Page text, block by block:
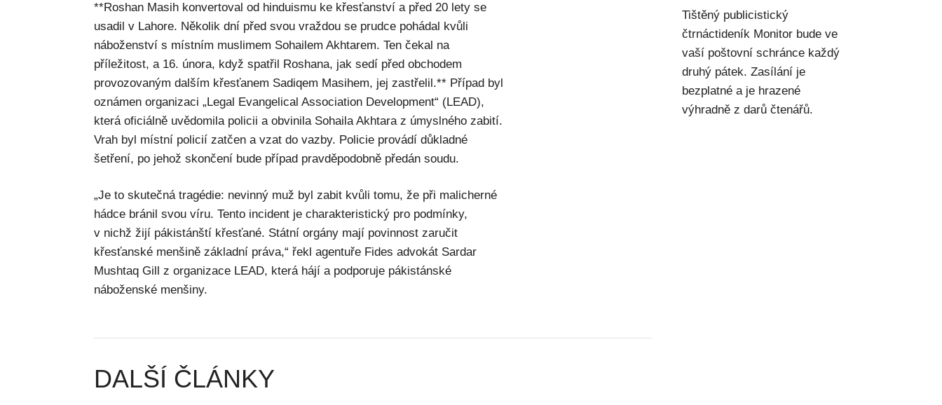
**Roshan Masih konvertoval od hinduismu ke křesťanství a před 20 lety se
usadil v Lahore. Několik dní před svou vraždou se prudce pohádal kvůli
náboženství s místním muslimem Sohailem Akhtarem. Ten čekal na
příležitost, a 16. února, když spatřil Roshana, jak sedí před obchodem
provozovaným dalším křesťanem Sadiqem Masihem, jej zastřelil.** Případ byl
oznámen organizaci „Legal Evangelical Association Development“ (LEAD),
která oficiálně uvědomila policii a obvinila Sohaila Akhtara z úmyslného zabití.
Vrah byl místní policií zatčen a vzat do vazby. Policie provádí důkladné
šetření, po jehož skončení bude případ pravděpodobně předán soudu.
„Je to skutečná tragédie: nevinný muž byl zabit kvůli tomu, že při malicherné
hádce bránil svou víru. Tento incident je charakteristický pro podmínky,
v nichž žijí pákistánští křesťané. Státní orgány mají povinnost zaručit
křesťanské menšině základní práva,“ řekl agentuře Fides advokát Sardar
Mushtaq Gill z organizace LEAD, která hájí a podporuje pákistánské
náboženské menšiny.
DALŠÍ ČLÁNKY
Tištěný publicistický
čtrnáctideník Monitor bude ve
vaší poštovní schránce každý
druhý pátek. Zasílání je
bezplatné a je hrazené
výhradně z darů čtenářů.